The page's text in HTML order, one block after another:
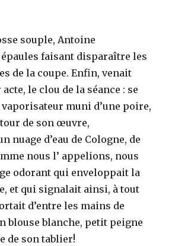
souple, Antoine
faisant disparaître les
de la coupe. Enfin, venait
le clou de la séance : se
muni d’une poire,
de son œuvre,
nuage d’eau de Cologne, de
nous l’ appelions, nous
odorant qui enveloppait la
et qui signalait ainsi, à tout
d’entre les mains de
blouse blanche, petit peigne
de son tablier!